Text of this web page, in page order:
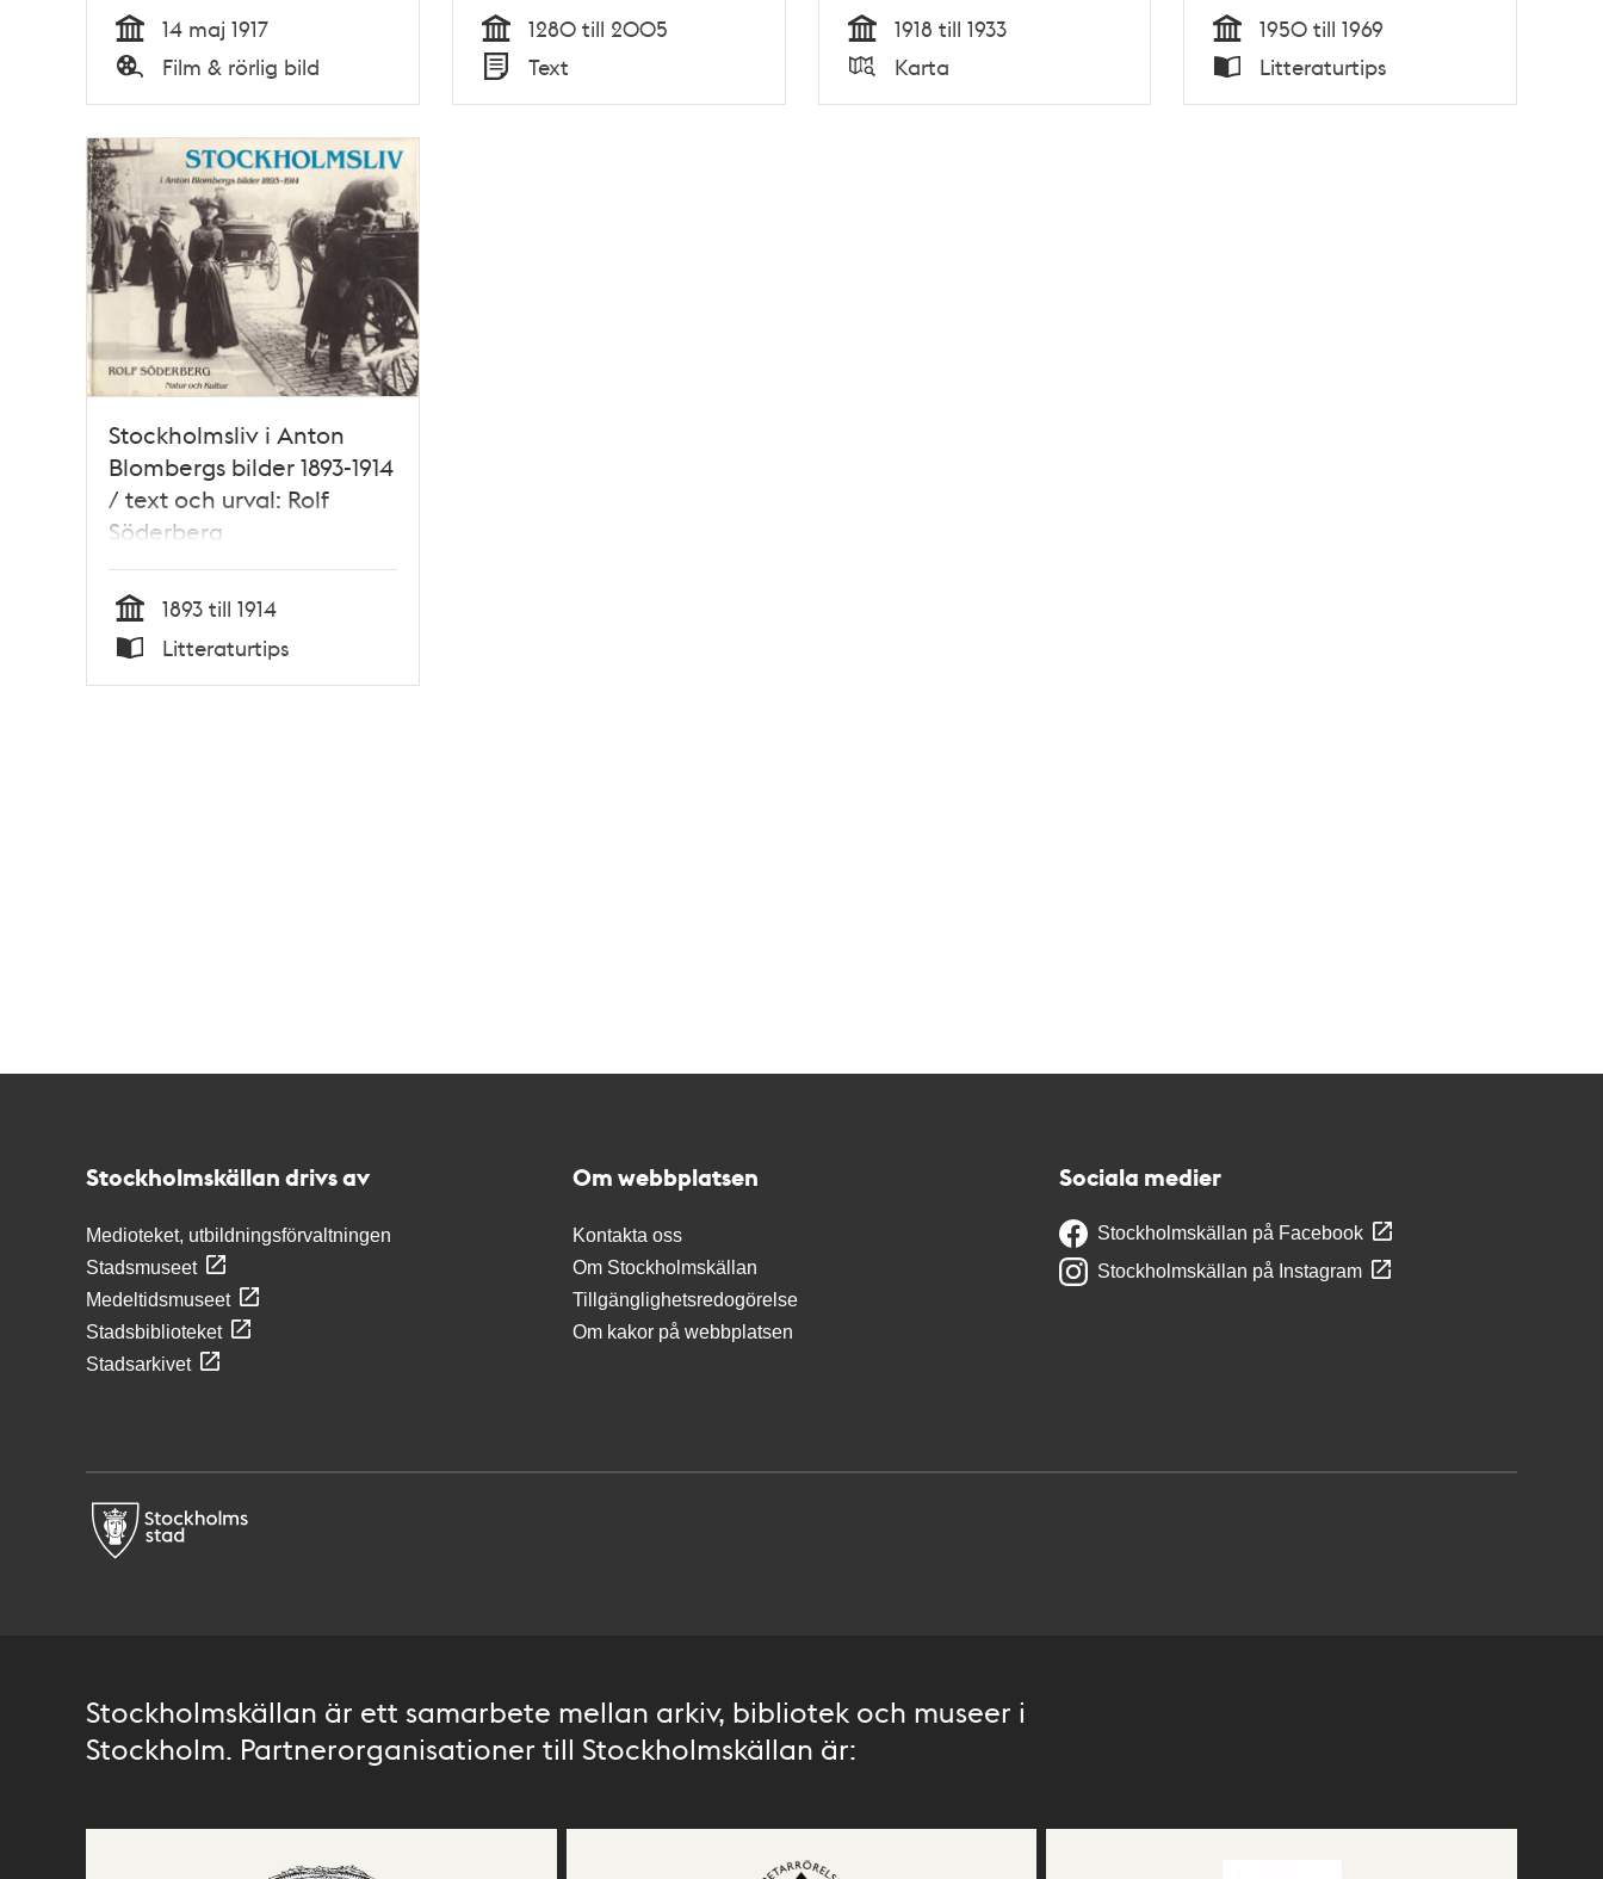
Tid
14 maj 1917
Typ
Film & rörlig bild Tid
1280 till 2005
Typ
Text Tid
1918 till 1933
Typ
Karta Tid
1950 till 1969
Typ
Litteraturtips
Stockholmsliv i Anton
Blombergs bilder 1893-1914
/ text och urval: Rolf
Söderberg
Tid
1893 till 1914
Typ
Litteraturtips
Stockholmskällan drivs av
Medioteket, utbildningsförvaltningen
Stadsmuseet
Medeltidsmuseet
Stadsbiblioteket
Stadsarkivet
Om webbplatsen
Kontakta oss
Om Stockholmskällan
Tillgänglighetsredogörelse
Om kakor på webbplatsen
Sociala medier
Stockholmskällan på Facebook
Stockholmskällan på Instagram
Stockholmskällan är ett samarbete mellan arkiv, bibliotek och museer i
Stockholm. Partnerorganisationer till Stockholmskällan är: